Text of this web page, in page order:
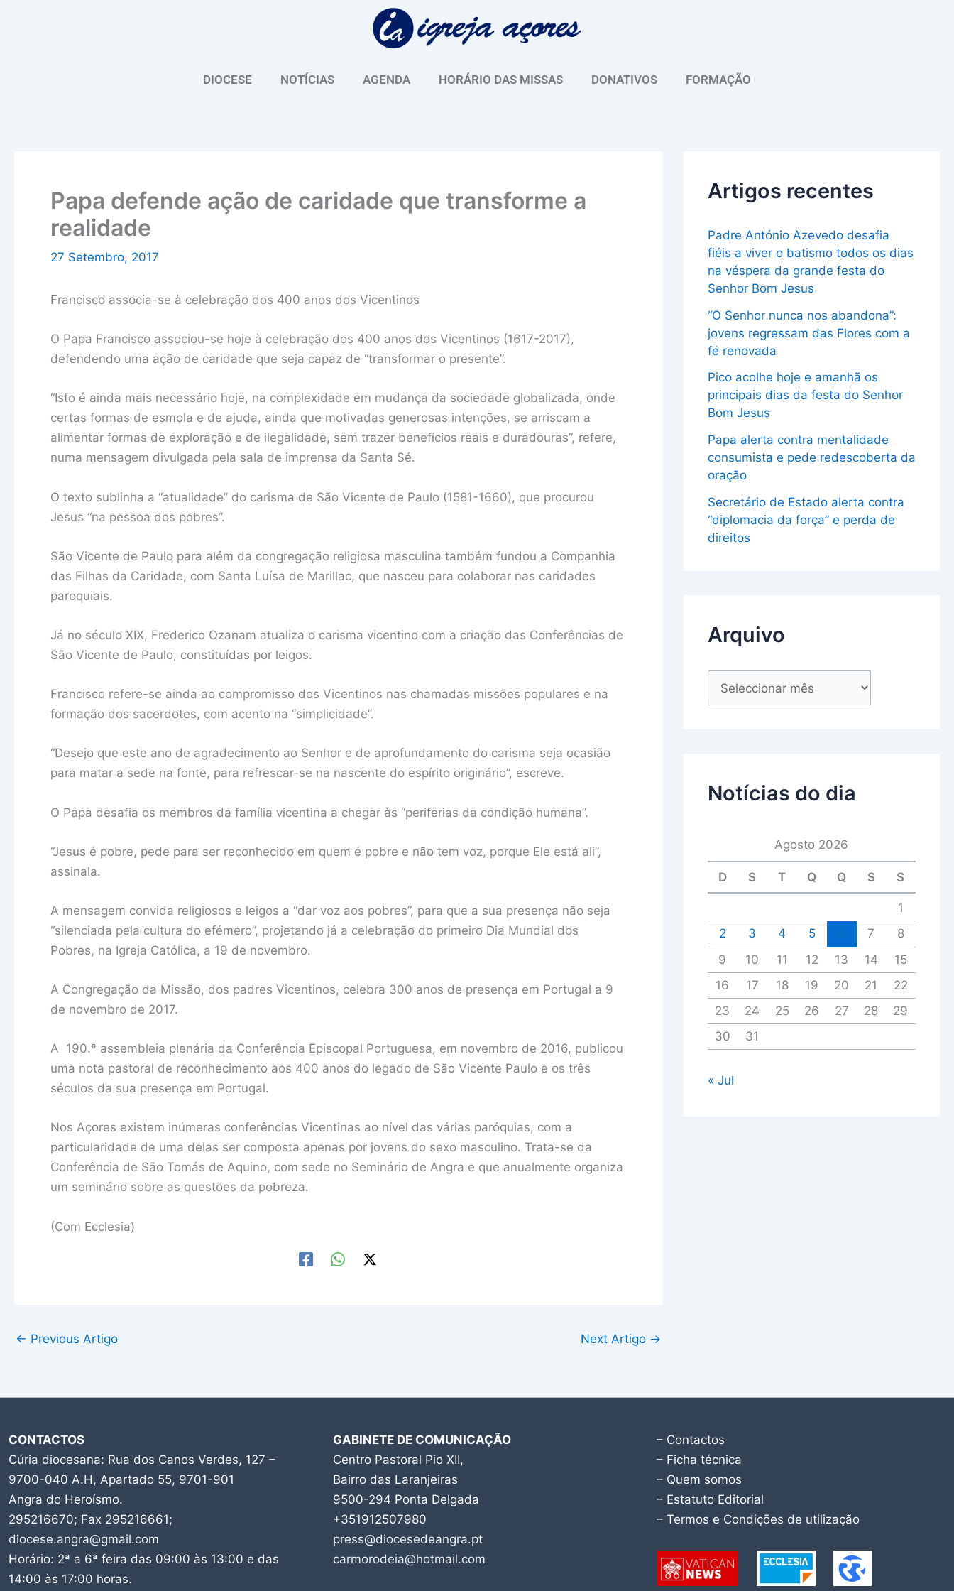
DIOCESE NOTÍCIAS AGENDA HORÁRIO DAS MISSAS DONATIVOS FORMAÇÃO
Papa defende ação de caridade que transforme a
realidade
27 Setembro, 2017
Francisco associa-se à celebração dos 400 anos dos Vicentinos
O Papa Francisco associou-se hoje à celebração dos 400 anos dos Vicentinos (1617-2017),
defendendo uma ação de caridade que seja capaz de “transformar o presente”.
“Isto é ainda mais necessário hoje, na complexidade em mudança da sociedade globalizada, onde
certas formas de esmola e de ajuda, ainda que motivadas generosas intenções, se arriscam a
alimentar formas de exploração e de ilegalidade, sem trazer benefícios reais e duradouras”, refere,
numa mensagem divulgada pela sala de imprensa da Santa Sé.
O texto sublinha a “atualidade” do carisma de São Vicente de Paulo (1581-1660), que procurou
Jesus “na pessoa dos pobres”.
São Vicente de Paulo para além da congregação religiosa masculina também fundou a Companhia
das Filhas da Caridade, com Santa Luísa de Marillac, que nasceu para colaborar nas caridades
paroquiais.
Já no século XIX, Frederico Ozanam atualiza o carisma vicentino com a criação das Conferências de
São Vicente de Paulo, constituídas por leigos.
Francisco refere-se ainda ao compromisso dos Vicentinos nas chamadas missões populares e na
formação dos sacerdotes, com acento na “simplicidade”.
“Desejo que este ano de agradecimento ao Senhor e de aprofundamento do carisma seja ocasião
para matar a sede na fonte, para refrescar-se na nascente do espírito originário”, escreve.
O Papa desafia os membros da família vicentina a chegar às “periferias da condição humana”.
“Jesus é pobre, pede para ser reconhecido em quem é pobre e não tem voz, porque Ele está ali”,
assinala.
A mensagem convida religiosos e leigos a “dar voz aos pobres”, para que a sua presença não seja
“silenciada pela cultura do efémero”, projetando já a celebração do primeiro Dia Mundial dos
Pobres, na Igreja Católica, a 19 de novembro.
A Congregação da Missão, dos padres Vicentinos, celebra 300 anos de presença em Portugal a 9
de novembro de 2017.
A 190.ª assembleia plenária da Conferência Episcopal Portuguesa, em novembro de 2016, publicou
uma nota pastoral de reconhecimento aos 400 anos do legado de São Vicente Paulo e os três
séculos da sua presença em Portugal.
Nos Açores existem inúmeras conferências Vicentinas ao nível das várias paróquias, com a
particularidade de uma delas ser composta apenas por jovens do sexo masculino. Trata-se da
Conferência de São Tomás de Aquino, com sede no Seminário de Angra e que anualmente organiza
um seminário sobre as questões da pobreza.
(Com Ecclesia)
← Previous Artigo Next Artigo →
Artigos recentes
Padre António Azevedo desafia
fiéis a viver o batismo todos os dias
na véspera da grande festa do
Senhor Bom Jesus
“O Senhor nunca nos abandona”:
jovens regressam das Flores com a
fé renovada
Pico acolhe hoje e amanhã os
principais dias da festa do Senhor
Bom Jesus
Papa alerta contra mentalidade
consumista e pede redescoberta da
oração
Secretário de Estado alerta contra
“diplomacia da força” e perda de
direitos
Arquivo
u
Notícias do dia
Agosto 2026
D S T Q Q S S
1
2
3 4 5 7
8
9
10 11 12 13 14
15
16
17 18 19 20 21
22
23
24 25 26 27 28
29
30
31
« Jul
CONTACTOS
Cúria diocesana: Rua dos Canos Verdes, 127 –
9700-040 A.H, Apartado 55, 9701-901
Angra do Heroísmo.
295216670; Fax 295216661;
diocese.angra@gmail.com
Horário: 2ª a 6ª feira das 09:00 às 13:00 e das
14:00 às 17:00 horas.
GABINETE DE COMUNICAÇÃO
Centro Pastoral Pio XII,
Bairro das Laranjeiras
9500-294 Ponta Delgada
+351912507980
press@diocesedeangra.pt
carmorodeia@hotmail.com
– Contactos
– Ficha técnica
– Quem somos
– Estatuto Editorial
– Termos e Condições de utilização